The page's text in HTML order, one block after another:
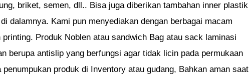
briket, semen, dll.. Bisa juga diberikan tambahan inner plastik
dalamnya. Kami pun menyediakan dengan berbagai macam
Produk Noblen atau sandwich Bag atau sack laminasi
berupa antislip yang berfungsi agar tidak licin pada permukaan
produk di Inventory atau gudang, Bahkan aman saat